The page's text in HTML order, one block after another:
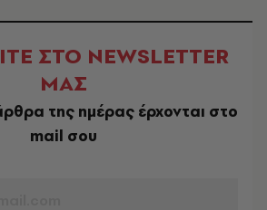
ΣΤΟ NEWSLETTER
ΜΑΣ
της ημέρας έρχονται στο
mail σου